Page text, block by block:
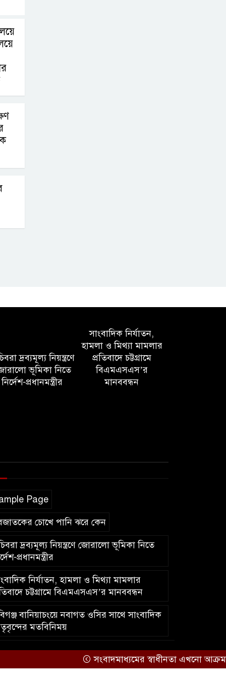
দ্রব্যমূল্য নিয়ন্ত্রণে
ভূমিকা নিতে
নির্দেশ-প্রধানমন্ত্রীর
সাংবাদিক নির্যাতন,
হামলা ও মিথ্যা মামলার
প্রতিবাদে চট্টগ্রামে
বিএমএসএস’র
মানববন্ধন
Page
চোখে পানি ঝরে কেন
দ্রব্যমূল্য নিয়ন্ত্রণে জোরালো ভূমিকা নিতে
প্রধানমন্ত্রীর
নির্যাতন, হামলা ও মিথ্যা মামলার
চট্টগ্রামে বিএমএসএস’র মানববন্ধন
বানিয়াচংয়ে নবাগত ওসির সাথে সাংবাদিক
মতবিনিময়
কারিগরি সহযোগিতায়ঃআইটিপল্লী
সংবাদমাধ্যমের স্বাধীনতা এখনো আক্রমণের